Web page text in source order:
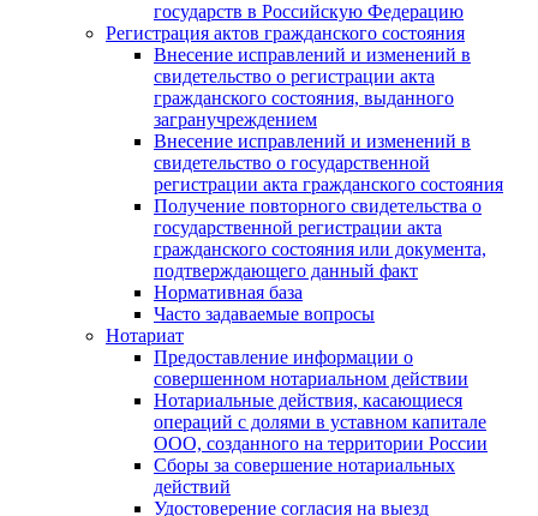
государств в Российскую Федерацию
Регистрация актов гражданского состояния
Внесение исправлений и изменений в
свидетельство о регистрации акта
гражданского состояния, выданного
загранучреждением
Внесение исправлений и изменений в
свидетельство о государственной
регистрации акта гражданского состояния
Получение повторного свидетельства о
государственной регистрации акта
гражданского состояния или документа,
подтверждающего данный факт
Нормативная база
Часто задаваемые вопросы
Нотариат
Предоставление информации о
совершенном нотариальном действии
Нотариальные действия, касающиеся
операций с долями в уставном капитале
ООО, созданного на территории России
Сборы за совершение нотариальных
действий
Удостоверение согласия на выезд